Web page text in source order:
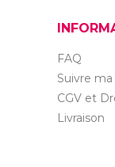
FAQ
Suivre
CGV et
Livraison